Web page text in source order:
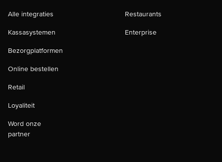
Alle integraties
Kassasystemen
Bezorgplatformen
Online bestellen
Retail
Loyaliteit
Word onze
partner
Restaurants
Enterprise